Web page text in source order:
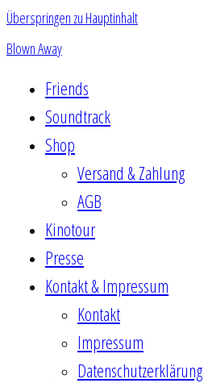
Überspringen zu Hauptinhalt
Blown Away
Friends
Soundtrack
Shop
Versand & Zahlung
AGB
Kinotour
Presse
Kontakt & Impressum
Kontakt
Impressum
Datenschutzerklärung